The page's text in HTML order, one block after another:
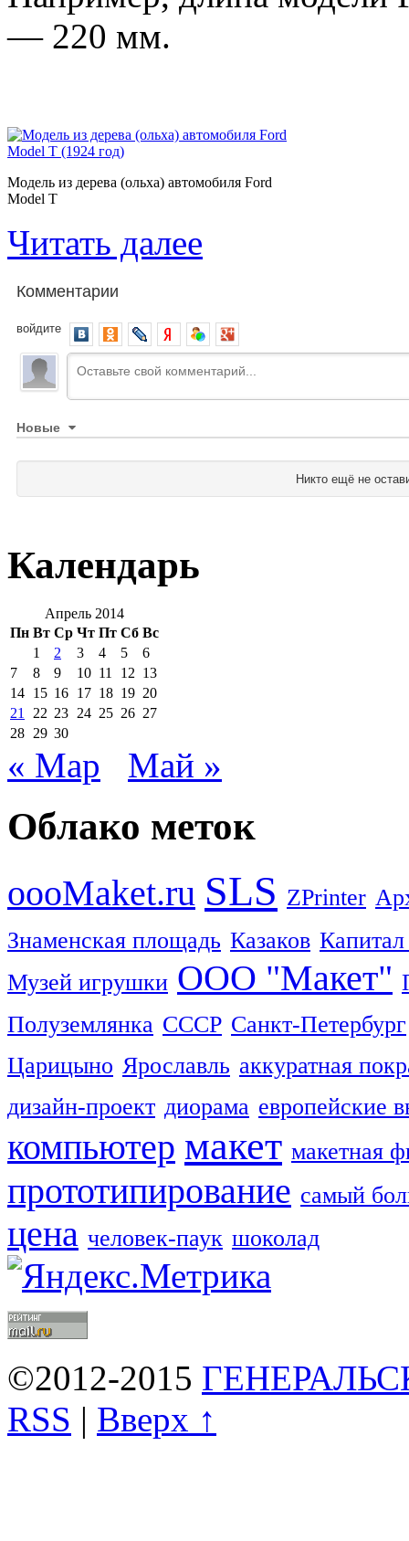
— 220 мм.
Модель из дерева (ольха) автомобиля Ford
Model T
Читать далее
Комментарии
войдите
Новые
Никто ещё не
Календарь
Апрель 2014
Пн Вт Ср Чт Пт Сб Вс
1
2 3 4 5
6
7
8 9 10 11 12 13
14 15 16 17 18 19 20
21
22 23 24 25 26 27
28 29 30
« Мар Май »
Облако меток
oooMaket.ru SLS ZPrinter
Знаменская площадь Казаков
Музей игрушки ООО "Макет"
Полуземлянка СССР Санкт-Петербург
Царицыно Ярославль аккуратная
дизайн-проект диорама европейские
компьютер макет макетная
прототипирование самый
цена человек-паук шоколад
©2012-2015
RSS | Вверх ↑